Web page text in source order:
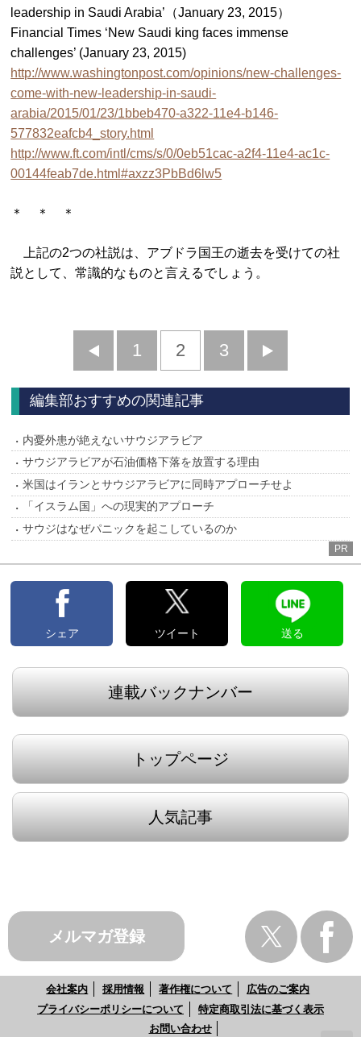
leadership in Saudi Arabia’（January 23, 2015）
Financial Times ‘New Saudi king faces immense
challenges’ (January 23, 2015)
http://www.washingtonpost.com/opinions/new-challenges-
come-with-new-leadership-in-saudi-
arabia/2015/01/23/1bbeb470-a322-11e4-b146-
577832eafcb4_story.html
http://www.ft.com/intl/cms/s/0/0eb51cac-a2f4-11e4-ac1c-
00144feab7de.html#axzz3PbBd6lw5
＊ ＊ ＊
上記の2つの社説は、アブドラ国王の逝去を受けての社
説として、常識的なものと言えるでしょう。
前
へ
1 2 3
へ
編集部おすすめの関連記事
内憂外患が絶えないサウジアラビア
サウジアラビアが石油価格下落を放置する理由
米国はイランとサウジアラビアに同時アプローチせよ
「イスラム国」への現実的アプローチ
サウジはなぜパニックを起こしているのか
PR
シェア ツイート 送る
連載バックナンバー
トップページ
人気記事
メルマガ登録
会社案内 採用情報 著作権について
広告のご案内
プライバシーポリシーについて
特定商取引法に基づく表示
お問い合わせ